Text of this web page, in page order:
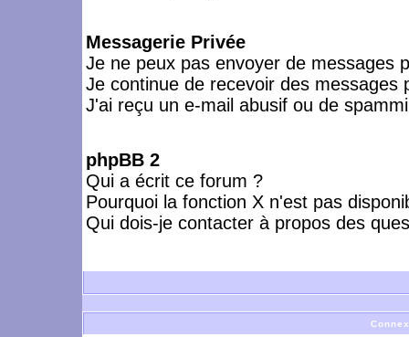
Messagerie Privée
Je ne peux pas envoyer de messages
Je continue de recevoir des messages
J'ai reçu un e-mail abusif ou de
phpBB 2
Qui a écrit ce forum ?
Pourquoi la fonction X n'est pas
Qui dois-je contacter à propos des